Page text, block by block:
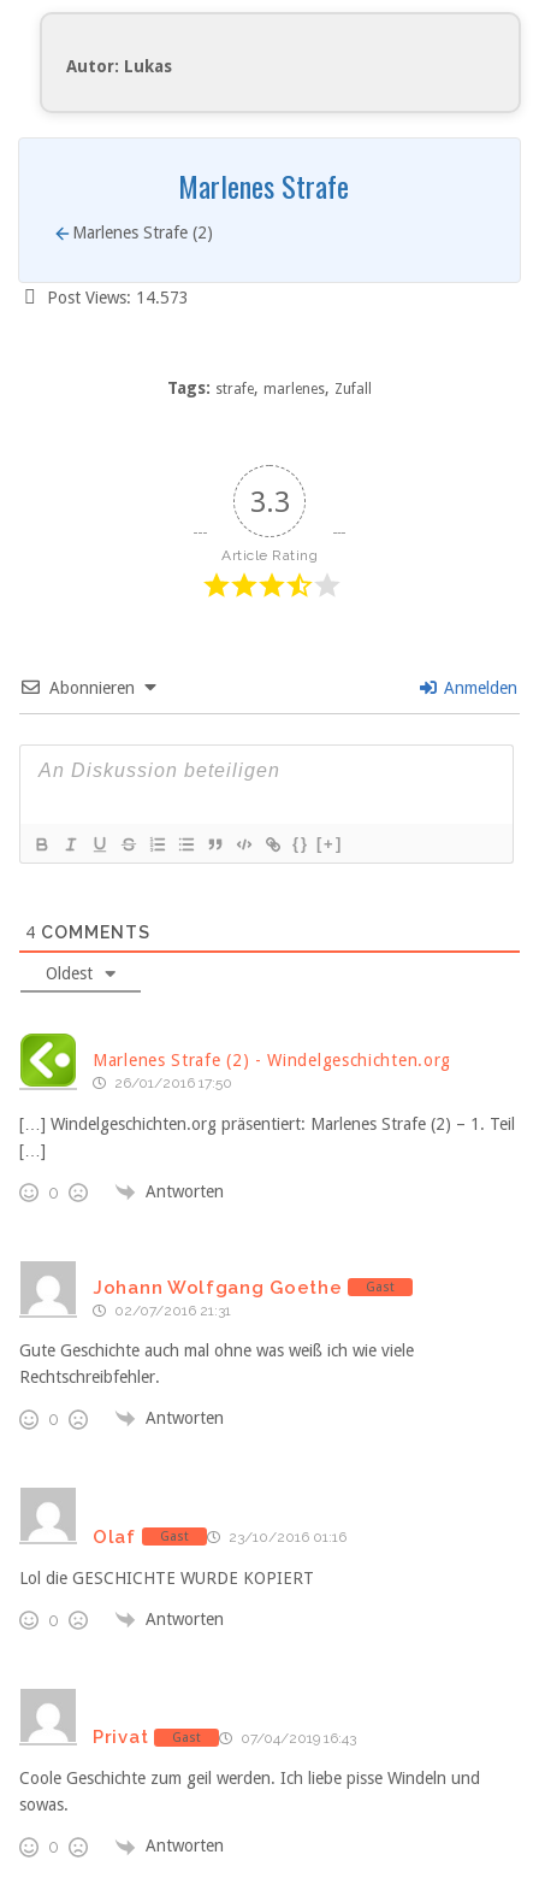
Autor: Lukas
Marlenes Strafe
Marlenes Strafe (2)
Post Views: 14.573
Tags: strafe, marlenes, Zufall
3.3
Article Rating
Abonnieren Anmelden
{} [+]
4 COMMENTS
Oldest
Marlenes Strafe (2) - Windelgeschichten.org
26/01/2016 17:50
[…] Windelgeschichten.org präsentiert: Marlenes Strafe (2) – 1. Teil
[…]
0 Antworten
Johann Wolfgang Goethe Gast
02/07/2016 21:31
Gute Geschichte auch mal ohne was weiß ich wie viele
Rechtschreibfehler.
0 Antworten
Olaf Gast 23/10/2016 01:16
Lol die GESCHICHTE WURDE KOPIERT
0 Antworten
Privat Gast 07/04/2019 16:43
Coole Geschichte zum geil werden. Ich liebe pisse Windeln und
sowas.
0 Antworten